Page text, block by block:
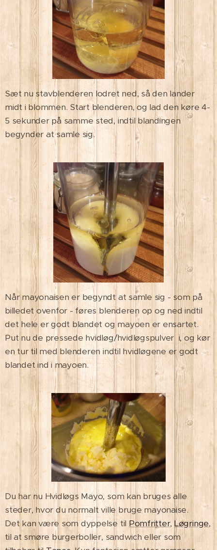
Sæt nu stavblenderen lodret ned, så den lander
midt i blommen. Start blenderen, og lad den køre 4-
5 sekunder på samme sted, indtil blandingen
begynder at samle sig.
Når mayonaisen er begyndt at samle sig - som på
billedet ovenfor - føres blenderen op og ned indtil
det hele er godt blandet og mayoen er ensartet.
Put nu de pressede hvidløg/hvidløgspulver i, og kør
en tur til med blenderen indtil hvidløgene er godt
blandet ind i mayoen.
Du har nu Hvidløgs Mayo, som kan bruges alle
steder, hvor du normalt ville bruge mayonaise.
Det kan være som dyppelse til Pomfritter,Løgringe,
til at smøre burgerboller, sandwich eller som